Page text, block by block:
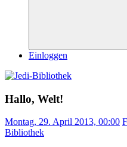
Einloggen
Hallo, Welt!
Montag, 29. April 2013, 00:00
Bibliothek